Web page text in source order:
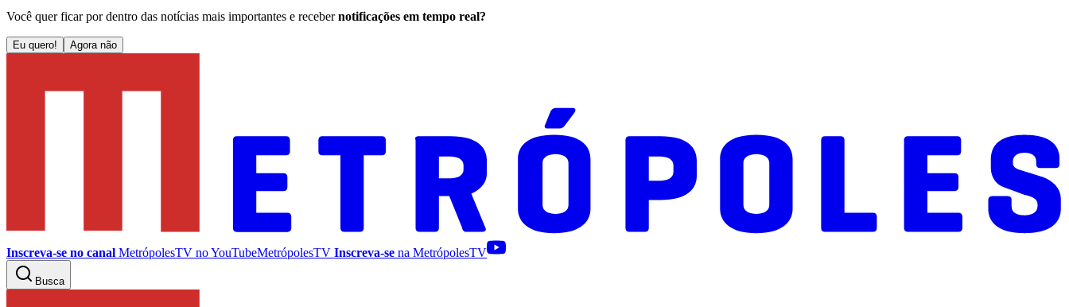
Você quer ficar por dentro das notícias mais importantes e receber notificações em tempo real?
Eu quero! Agora não
Inscreva-se no canal MetrópolesTV noYouTubeMetrópolesTV Inscreva-se na MetrópolesTV
Busca